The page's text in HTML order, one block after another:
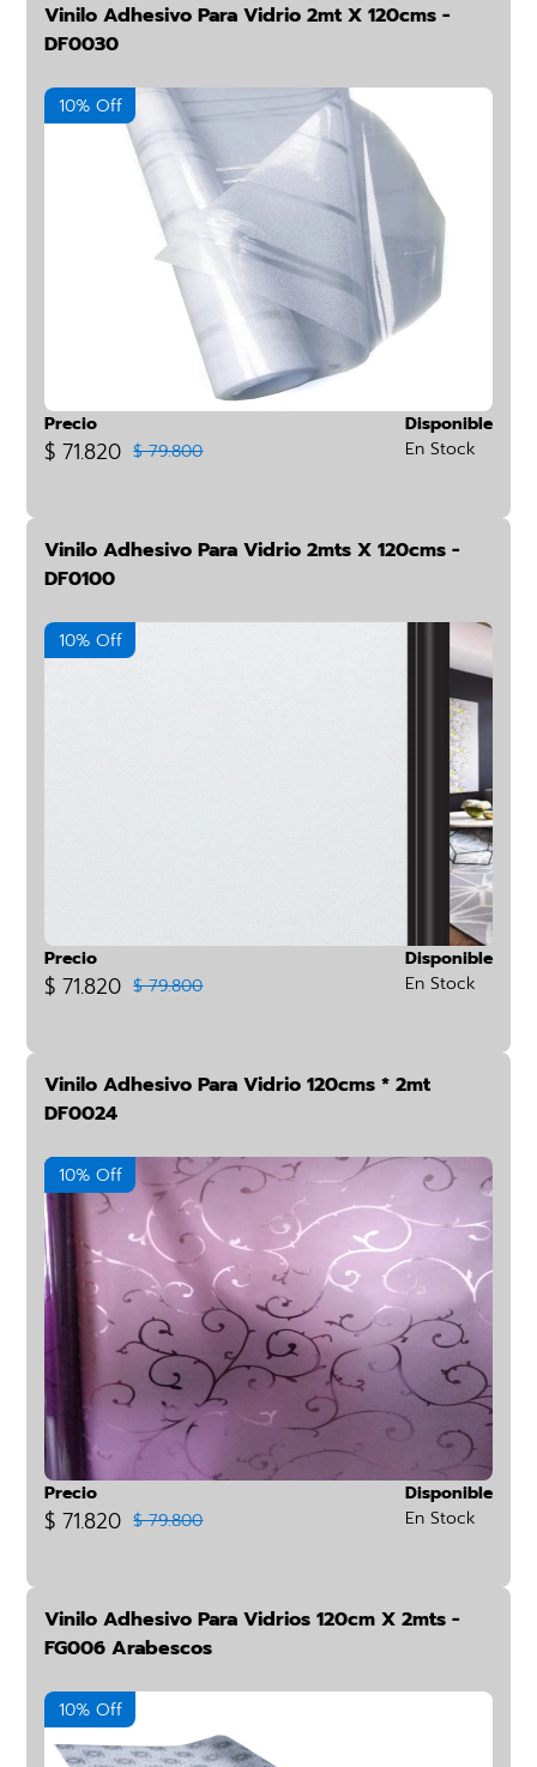
Vinilo Adhesivo Para Vidrio 2mt X 120cms -
DF0030
10% Off
Precio
$ 71.820 $ 79.800
Disponible
En Stock
Vinilo Adhesivo Para Vidrio 2mts X 120cms -
DF0100
10% Off
Precio
$ 71.820 $ 79.800
Disponible
En Stock
Vinilo Adhesivo Para Vidrio 120cms * 2mt
DF0024
10% Off
Precio
$ 71.820 $ 79.800
Disponible
En Stock
Vinilo Adhesivo Para Vidrios 120cm X 2mts -
FG006 Arabescos
10% Off